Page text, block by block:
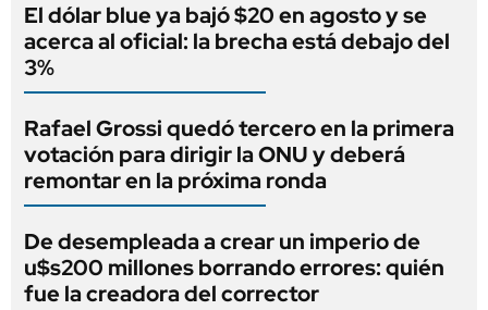
El dólar blue ya bajó $20 en agosto y se
acerca al oficial: la brecha está debajo del
3%
Rafael Grossi quedó tercero en la primera
votación para dirigir la ONU y deberá
remontar en la próxima ronda
De desempleada a crear un imperio de
u$s200 millones borrando errores: quién
fue la creadora del corrector